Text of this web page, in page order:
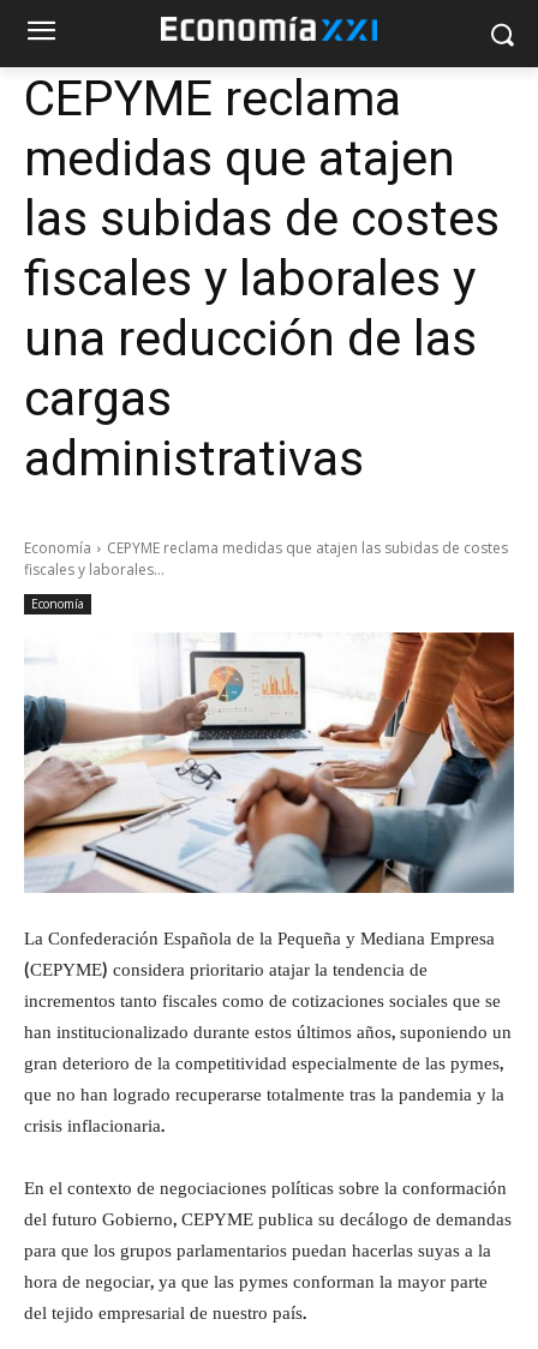
CEPYME reclama
medidas que atajen
las subidas de costes
fiscales y laborales y
una reducción de las
cargas
administrativas
Economía
CEPYME reclama medidas que atajen las subidas de costes
fiscales y laborales...
Economía
La Confederación Española de la Pequeña y Mediana Empresa
(CEPYME) considera prioritario atajar la tendencia de
incrementos tanto fiscales como de cotizaciones sociales que se
han institucionalizado durante estos últimos años, suponiendo un
gran deterioro de la competitividad especialmente de las pymes,
que no han logrado recuperarse totalmente tras la pandemia y la
crisis inflacionaria.
En el contexto de negociaciones políticas sobre la conformación
del futuro Gobierno, CEPYME publica su decálogo de demandas
para que los grupos parlamentarios puedan hacerlas suyas a la
hora de negociar, ya que las pymes conforman la mayor parte
del tejido empresarial de nuestro país.